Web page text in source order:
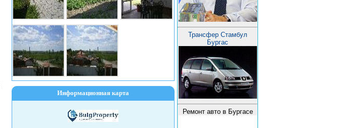
Информационная карта
Трансфер Стамбул
Бургас
Ремонт авто в Бургасе